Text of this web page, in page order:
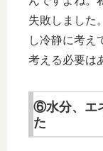
失敗しました
し冷静に考え
考える必要は
⑥水分、エ
た